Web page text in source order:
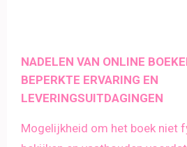
NADELEN VAN ONLINE
BEPERKTE ERVARING EN
LEVERINGSUITDAGINGEN
Mogelijkheid om het boek niet